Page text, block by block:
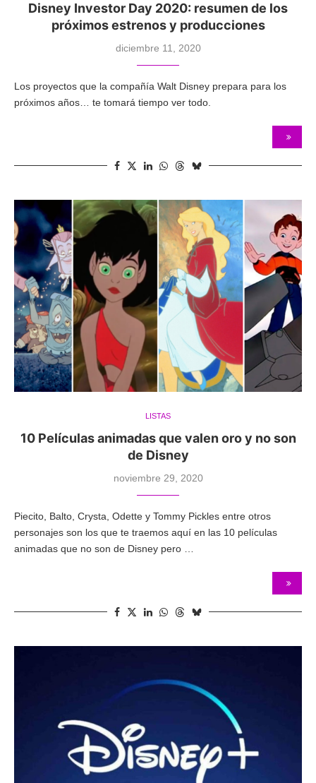
Disney Investor Day 2020: resumen de los
próximos estrenos y producciones
diciembre 11, 2020
Los proyectos que la compañía Walt Disney prepara para los
próximos años… te tomará tiempo ver todo.
LISTAS
10 Películas animadas que valen oro y no son
de Disney
noviembre 29, 2020
Piecito, Balto, Crysta, Odette y Tommy Pickles entre otros
personajes son los que te traemos aquí en las 10 películas
animadas que no son de Disney pero …